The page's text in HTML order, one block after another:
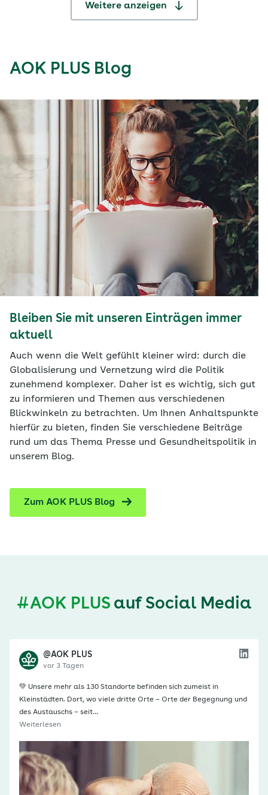
Weitere anzeigen
AOK PLUS Blog
Bleiben Sie mit unseren Einträgen immer
aktuell
Auch wenn die Welt gefühlt kleiner wird: durch die
Globalisierung und Vernetzung wird die Politik
zunehmend komplexer. Daher ist es wichtig, sich gut
zu informieren und Themen aus verschiedenen
Blickwinkeln zu betrachten. Um Ihnen Anhaltspunkte
hierfür zu bieten, finden Sie verschiedene Beiträge
rund um das Thema Presse und Gesundheitspolitik in
unserem Blog.
Zum AOK PLUS Blog
#AOK PLUS auf Social Media
@AOK PLUS
vor 3 Tagen
💚 Unsere mehr als 130 Standorte befinden sich zumeist in
Kleinstädten. Dort, wo viele dritte Orte – Orte der Begegnung und
des Austauschs – seit…
Weiterlesen